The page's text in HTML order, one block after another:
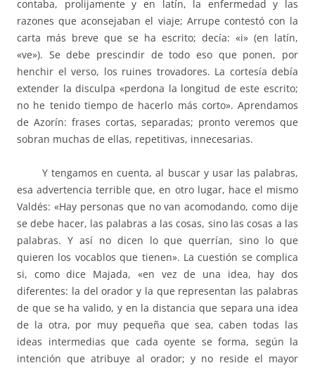
contaba, prolijamente y en latín, la enfermedad y las
razones que aconsejaban el viaje; Arrupe contestó con la
carta más breve que se ha escrito; decía: «i» (en latín,
«ve»). Se debe prescindir de todo eso que ponen, por
henchir el verso, los ruines trovadores. La cortesía debía
extender la disculpa «perdona la longitud de este escrito;
no he tenido tiempo de hacerlo más corto». Aprendamos
de Azorín: frases cortas, separadas; pronto veremos que
sobran muchas de ellas, repetitivas, innecesarias.
Y tengamos en cuenta, al buscar y usar las palabras,
esa advertencia terrible que, en otro lugar, hace el mismo
Valdés: «Hay personas que no van acomodando, como dije
se debe hacer, las palabras a las cosas, sino las cosas a las
palabras. Y así no dicen lo que querrían, sino lo que
quieren los vocablos que tienen». La cuestión se complica
si, como dice Majada, «en vez de una idea, hay dos
diferentes: la del orador y la que representan las palabras
de que se ha valido, y en la distancia que separa una idea
de la otra, por muy pequeña que sea, caben todas las
ideas intermedias que cada oyente se forma, según la
intención que atribuye al orador; y no reside el mayor